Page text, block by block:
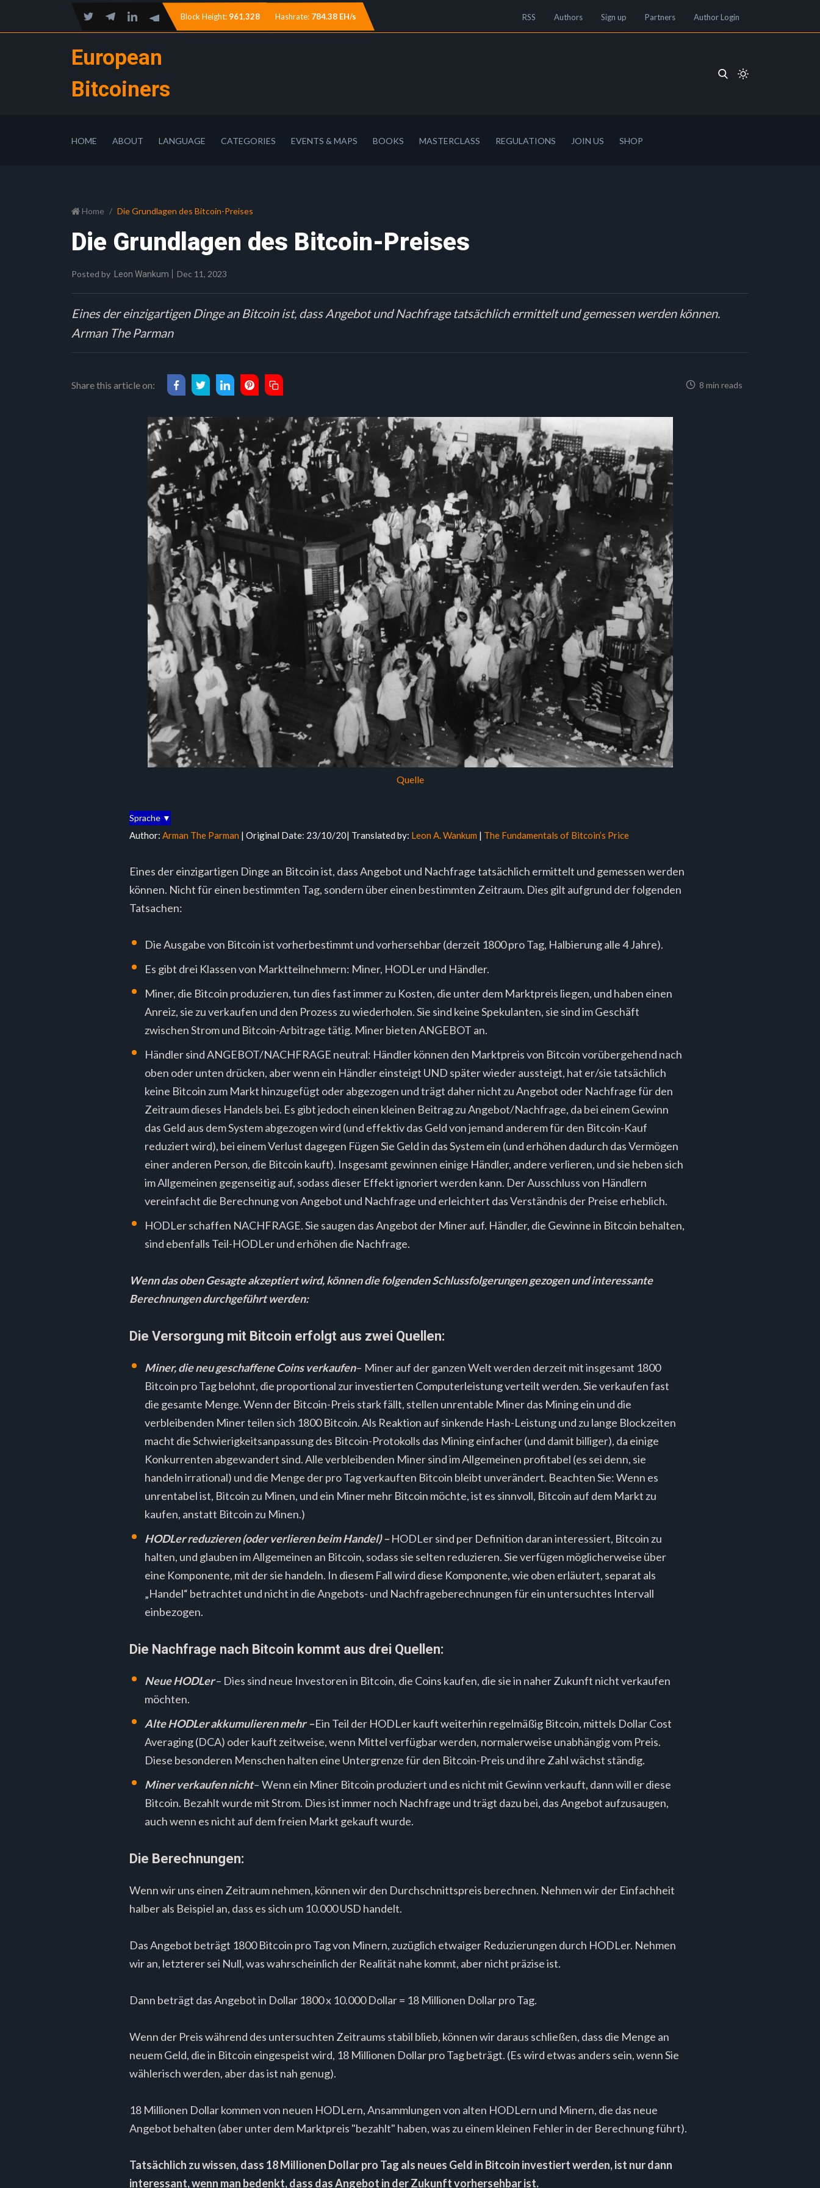
Block Height: 961,328 Hashrate: 784.38 EH/s RSS Authors Sign up Partners Author Login
European
Bitcoiners
HOME ABOUT LANGUAGE CATEGORIES EVENTS & MAPS BOOKS MASTERCLASS REGULATIONS JOIN US SHOP
Home Die Grundlagen des Bitcoin-Preises
Die Grundlagen des Bitcoin-Preises
Posted by Leon Wankum Dec 11, 2023
Eines der einzigartigen Dinge an Bitcoin ist, dass Angebot und Nachfrage tatsächlich ermittelt und gemessen werden können.
Arman The Parman
Share this article on: 8 min reads
Quelle
Sprache ▼
Author: Arman The Parman | Original Date: 23/10/20| Translated by: Leon A. Wankum | The Fundamentals of Bitcoin’s Price
Eines der einzigartigen Dinge an Bitcoin ist, dass Angebot und Nachfrage tatsächlich ermittelt und gemessen werden
können. Nicht für einen bestimmten Tag, sondern über einen bestimmten Zeitraum. Dies gilt aufgrund der folgenden
Tatsachen:
Die Ausgabe von Bitcoin ist vorherbestimmt und vorhersehbar (derzeit 1800 pro Tag, Halbierung alle 4 Jahre).
Es gibt drei Klassen von Marktteilnehmern: Miner, HODLer und Händler.
Miner, die Bitcoin produzieren, tun dies fast immer zu Kosten, die unter dem Marktpreis liegen, und haben einen
Anreiz, sie zu verkaufen und den Prozess zu wiederholen. Sie sind keine Spekulanten, sie sind im Geschäft
zwischen Strom und Bitcoin-Arbitrage tätig. Miner bieten ANGEBOT an.
Händler sind ANGEBOT/NACHFRAGE neutral: Händler können den Marktpreis von Bitcoin vorübergehend nach
oben oder unten drücken, aber wenn ein Händler einsteigt UND später wieder aussteigt, hat er/sie tatsächlich
keine Bitcoin zum Markt hinzugefügt oder abgezogen und trägt daher nicht zu Angebot oder Nachfrage für den
Zeitraum dieses Handels bei. Es gibt jedoch einen kleinen Beitrag zu Angebot/Nachfrage, da bei einem Gewinn
das Geld aus dem System abgezogen wird (und effektiv das Geld von jemand anderem für den Bitcoin-Kauf
reduziert wird), bei einem Verlust dagegen Fügen Sie Geld in das System ein (und erhöhen dadurch das Vermögen
einer anderen Person, die Bitcoin kauft). Insgesamt gewinnen einige Händler, andere verlieren, und sie heben sich
im Allgemeinen gegenseitig auf, sodass dieser Effekt ignoriert werden kann. Der Ausschluss von Händlern
vereinfacht die Berechnung von Angebot und Nachfrage und erleichtert das Verständnis der Preise erheblich.
HODLer schaffen NACHFRAGE. Sie saugen das Angebot der Miner auf. Händler, die Gewinne in Bitcoin behalten,
sind ebenfalls Teil-HODLer und erhöhen die Nachfrage.
Wenn das oben Gesagte akzeptiert wird, können die folgenden Schlussfolgerungen gezogen und interessante
Berechnungen durchgeführt werden:
Die Versorgung mit Bitcoin erfolgt aus zwei Quellen:
Miner, die neu geschaffene Coins verkaufen– Miner auf der ganzen Welt werden derzeit mit insgesamt 1800
Bitcoin pro Tag belohnt, die proportional zur investierten Computerleistung verteilt werden. Sie verkaufen fast
die gesamte Menge. Wenn der Bitcoin-Preis stark fällt, stellen unrentable Miner das Mining ein und die
verbleibenden Miner teilen sich 1800 Bitcoin. Als Reaktion auf sinkende Hash-Leistung und zu lange Blockzeiten
macht die Schwierigkeitsanpassung des Bitcoin-Protokolls das Mining einfacher (und damit billiger), da einige
Konkurrenten abgewandert sind. Alle verbleibenden Miner sind im Allgemeinen profitabel (es sei denn, sie
handeln irrational) und die Menge der pro Tag verkauften Bitcoin bleibt unverändert. Beachten Sie: Wenn es
unrentabel ist, Bitcoin zu Minen, und ein Miner mehr Bitcoin möchte, ist es sinnvoll, Bitcoin auf dem Markt zu
kaufen, anstatt Bitcoin zu Minen.)
HODLer reduzieren (oder verlieren beim Handel) –HODLer sind per Definition daran interessiert, Bitcoin zu
halten, und glauben im Allgemeinen an Bitcoin, sodass sie selten reduzieren. Sie verfügen möglicherweise über
eine Komponente, mit der sie handeln. In diesem Fall wird diese Komponente, wie oben erläutert, separat als
„Handel“ betrachtet und nicht in die Angebots- und Nachfrageberechnungen für ein untersuchtes Intervall
einbezogen.
Die Nachfrage nach Bitcoin kommt aus drei Quellen:
Neue HODLer– Dies sind neue Investoren in Bitcoin, die Coins kaufen, die sie in naher Zukunft nicht verkaufen
möchten.
Alte HODLer akkumulieren mehr –Ein Teil der HODLer kauft weiterhin regelmäßig Bitcoin, mittels Dollar Cost
Averaging (DCA) oder kauft zeitweise, wenn Mittel verfügbar werden, normalerweise unabhängig vom Preis.
Diese besonderen Menschen halten eine Untergrenze für den Bitcoin-Preis und ihre Zahl wächst ständig.
Miner verkaufen nicht– Wenn ein Miner Bitcoin produziert und es nicht mit Gewinn verkauft, dann will er diese
Bitcoin. Bezahlt wurde mit Strom. Dies ist immer noch Nachfrage und trägt dazu bei, das Angebot aufzusaugen,
auch wenn es nicht auf dem freien Markt gekauft wurde.
Die Berechnungen:
Wenn wir uns einen Zeitraum nehmen, können wir den Durchschnittspreis berechnen. Nehmen wir der Einfachheit
halber als Beispiel an, dass es sich um 10.000 USD handelt.
Das Angebot beträgt 1800 Bitcoin pro Tag von Minern, zuzüglich etwaiger Reduzierungen durch HODLer. Nehmen
wir an, letzterer sei Null, was wahrscheinlich der Realität nahe kommt, aber nicht präzise ist.
Dann beträgt das Angebot in Dollar 1800 x 10.000 Dollar = 18 Millionen Dollar pro Tag.
Wenn der Preis während des untersuchten Zeitraums stabil blieb, können wir daraus schließen, dass die Menge an
neuem Geld, die in Bitcoin eingespeist wird, 18 Millionen Dollar pro Tag beträgt. (Es wird etwas anders sein, wenn Sie
wählerisch werden, aber das ist nah genug).
18 Millionen Dollar kommen von neuen HODLern, Ansammlungen von alten HODLern und Minern, die das neue
Angebot behalten (aber unter dem Marktpreis "bezahlt" haben, was zu einem kleinen Fehler in der Berechnung führt).
Tatsächlich zu wissen, dass 18 Millionen Dollar pro Tag als neues Geld in Bitcoin investiert werden, ist nur dann
interessant, wenn man bedenkt, dass das Angebot in der Zukunft vorhersehbar ist.